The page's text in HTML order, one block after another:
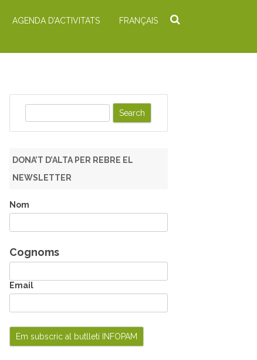
AGENDA D’ACTIVITATS FRANÇAIS
h
DONA’T D’ALTA PER REBRE EL
NEWSLETTER
Nom
Cognoms
Email